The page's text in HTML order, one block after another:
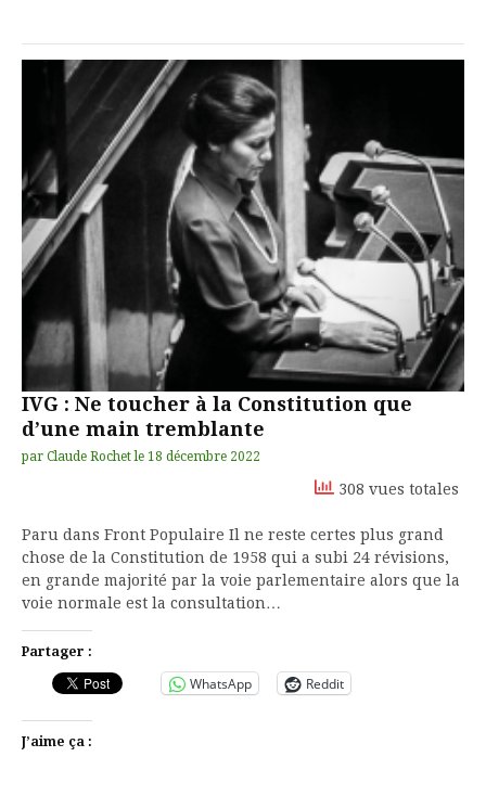
IVG : Ne toucher à la Constitution que
d’une main tremblante
par Claude Rochet le 18 décembre 2022
308 vues totales
Paru dans Front Populaire Il ne reste certes plus grand
chose de la Constitution de 1958 qui a subi 24 révisions,
en grande majorité par la voie parlementaire alors que la
voie normale est la consultation…
Partager :
WhatsApp Reddit
J’aime ça :